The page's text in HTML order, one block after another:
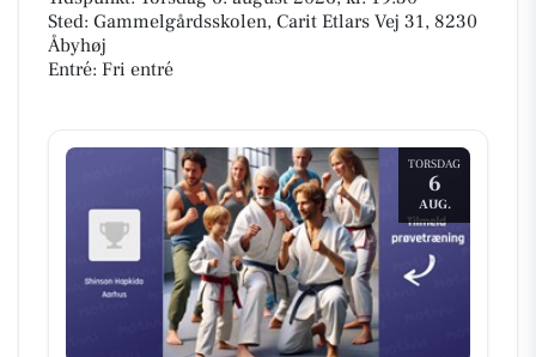
Sted: Gammelgårdsskolen, Carit Etlars Vej 31, 8230
Åbyhøj
Entré: Fri entré
TORSDAG
6
AUG.